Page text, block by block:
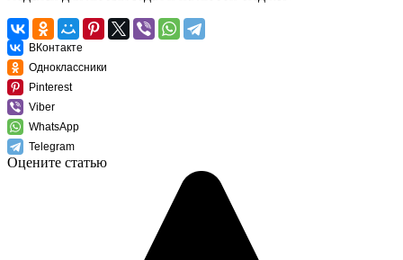
ВКонтакте
Одноклассники
Pinterest
Viber
WhatsApp
Telegram
Оцените статью